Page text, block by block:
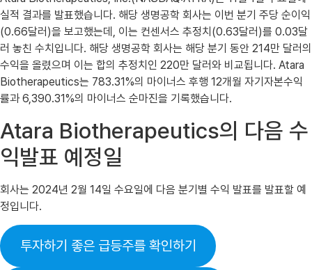
실적 결과를 발표했습니다. 해당 생명공학 회사는 이번 분기 주당 순이익
(0.66달러)을 보고했는데, 이는 컨센서스 추정치(0.63달러)를 0.03달
러 놓친 수치입니다. 해당 생명공학 회사는 해당 분기 동안 214만 달러의
수익을 올렸으며 이는 합의 추정치인 220만 달러와 비교됩니다. Atara
Biotherapeutics는 783.31%의 마이너스 후행 12개월 자기자본수익
률과 6,390.31%의 마이너스 순마진을 기록했습니다.
Atara Biotherapeutics의 다음 수
익발표 예정일
회사는 2024년 2월 14일 수요일에 다음 분기별 수익 발표를 발표할 예
정입니다.
투자하기 좋은 급등주를 확인하기